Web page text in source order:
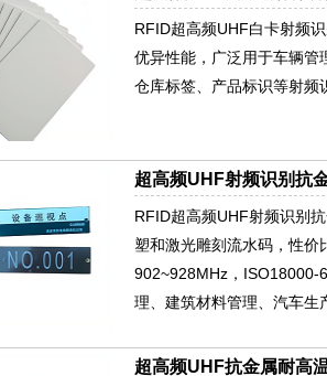
RFID超高频UHF白卡射频
优异性能，广泛用于车辆管
仓库标签、产品标识等射频
超高频UHF射频识别抗
RFID超高频UHF射频识别
塑和激光雕刻流水码，性
902~928MHz，ISO18000-
理、建筑材料管理、汽车生
超高频UHF抗金属耐高